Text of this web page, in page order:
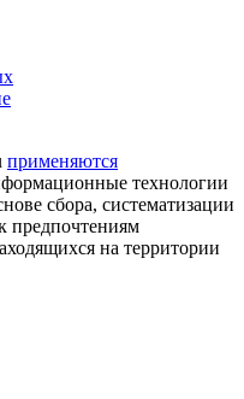
применяются
технологии
сбора, систематизации
предпочтениям
на территории